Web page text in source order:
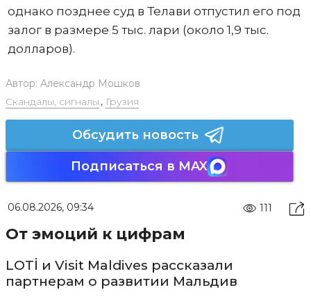
однако позднее суд в Телави отпустил его под
залог в размере 5 тыс. лари (около 1,9 тыс.
долларов).
Автор: Александр Мошков
Скандалы, сигналы , Грузия
Обсудить новость
Подписаться в MAX
06.08.2026, 09:34 111
От эмоций к цифрам
LOTİ и Visit Maldives рассказали
партнерам о развитии Мальдив